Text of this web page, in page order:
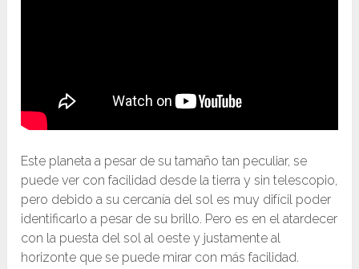
Este planeta a pesar de su tamaño tan peculiar, se
puede ver con facilidad desde la tierra y sin telescopio,
pero debido a su cercanía del sol es muy difícil poder
identificarlo a pesar de su brillo. Pero es en el atardecer
con la puesta del sol al oeste y justamente al
horizonte que se puede mirar con más facilidad.